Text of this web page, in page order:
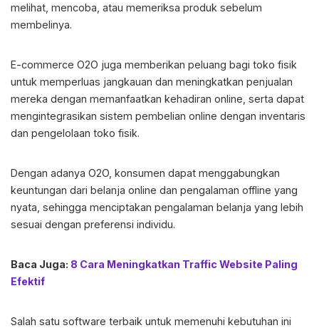
melihat, mencoba, atau memeriksa produk sebelum
membelinya.
E-commerce O2O juga memberikan peluang bagi toko fisik
untuk memperluas jangkauan dan meningkatkan penjualan
mereka dengan memanfaatkan kehadiran online, serta dapat
mengintegrasikan sistem pembelian online dengan inventaris
dan pengelolaan toko fisik.
Dengan adanya O2O, konsumen dapat menggabungkan
keuntungan dari belanja online dan pengalaman offline yang
nyata, sehingga menciptakan pengalaman belanja yang lebih
sesuai dengan preferensi individu.
Baca Juga: 8 Cara Meningkatkan Traffic Website Paling
Efektif
Salah satu software terbaik untuk memenuhi kebutuhan ini